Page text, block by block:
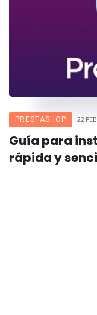
PRESTASHOP 22
Guía para
rápida y